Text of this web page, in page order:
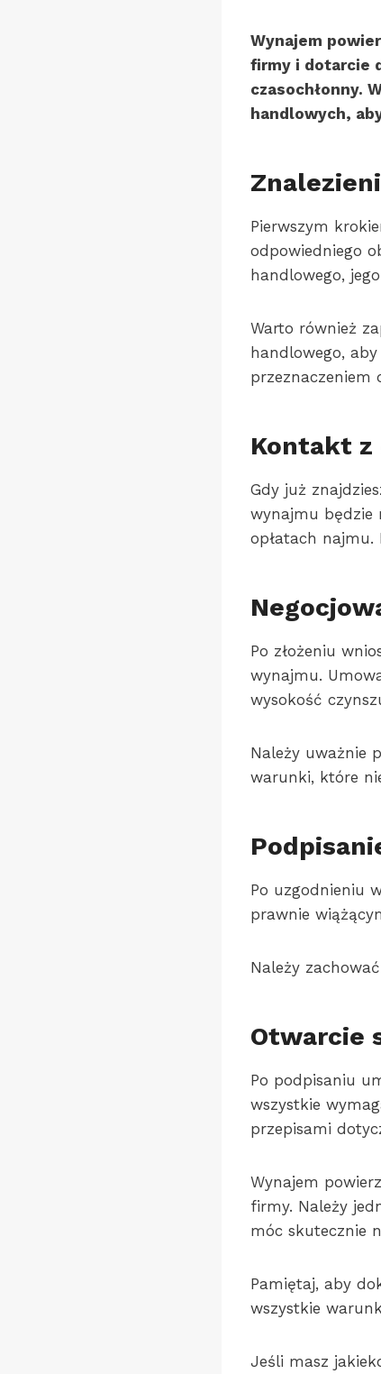
Wynajem
firmy i dotarcie
czasochłonny.
handlowych,
Pierwszym
odpowiedniego
handlowego,
Warto również
handlowego,
przeznaczeniem
Kontakt z
Gdy już
wynajmu będzie
opłatach najmu.
Po złożeniu
wynajmu.
wysokość
Należy uważnie
warunki, które
Po uzgodnieniu
prawnie
Należy
Otwarcie
Po podpisaniu
wszystkie
przepisami
Wynajem
firmy. Należy
móc skutecznie
Pamiętaj, aby
wszystkie
Jeśli masz